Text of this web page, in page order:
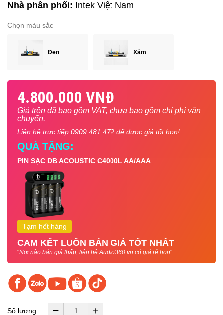
Nhà phân phối: Intek Việt Nam
Chọn màu sắc
Đen Xám
4.800.000 VNĐ
Giá trên đã bao gồm VAT, chưa bao gồm chi phí vận
chuyển.
Liên hệ trực tiếp 0909.481.472 để được giá tốt hơn!
QUÀ TẶNG:
PIN SẠC DB ACOUSTIC C4000L AA/AAA
Tạm hết hàng
CAM KẾT LUÔN BÁN GIÁ TỐT NHẤT
"Nơi nào bán giá thấp, liên hệ Audio360.vn có giá rẻ hơn"
Số lượng: